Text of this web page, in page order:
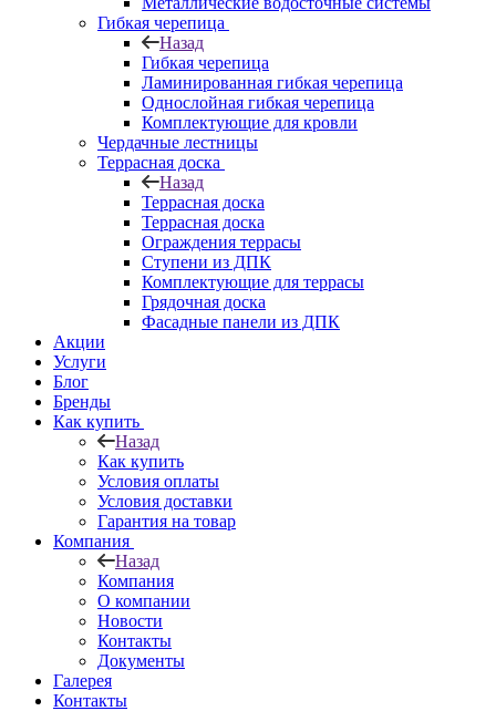
Гибкая черепица
Назад
Гибкая черепица
Ламинированная гибкая черепица
Однослойная гибкая черепица
Комплектующие для кровли
Чердачные лестницы
Террасная доска
Назад
Террасная доска
Террасная доска
Ограждения террасы
Ступени из ДПК
Комплектующие для террасы
Грядочная доска
Фасадные панели из ДПК
Акции
Услуги
Блог
Бренды
Как купить
Назад
Как купить
Условия оплаты
Условия доставки
Гарантия на товар
Компания
Назад
Компания
О компании
Новости
Контакты
Документы
Галерея
Контакты